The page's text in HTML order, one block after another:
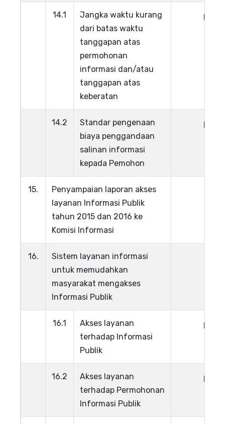
14.1
Jangka waktu kurang
dari batas waktu
tanggapan atas
permohonan
informasi dan/atau
tanggapan atas
keberatan
Lihat
14.2
Standar pengenaan
biaya penggandaan
salinan informasi
kepada Pemohon
Lihat
15.
Penyampaian laporan akses
layanan Informasi Publik
tahun 2015 dan 2016 ke
Komisi Informasi
16.
Sistem layanan informasi
untuk memudahkan
masyarakat mengakses
Informasi Publik
16.1
Akses layanan
terhadap Informasi
Publik
Lihat
16.2
Akses layanan
terhadap Permohonan
Informasi Publik
Lihat